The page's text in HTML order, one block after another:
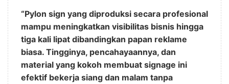
“Pylon sign yang diproduksi secara profesional
mampu meningkatkan visibilitas bisnis hingga
tiga kali lipat dibandingkan papan reklame
biasa. Tingginya, pencahayaannya, dan
material yang kokoh membuat signage ini
efektif bekerja siang dan malam tanpa